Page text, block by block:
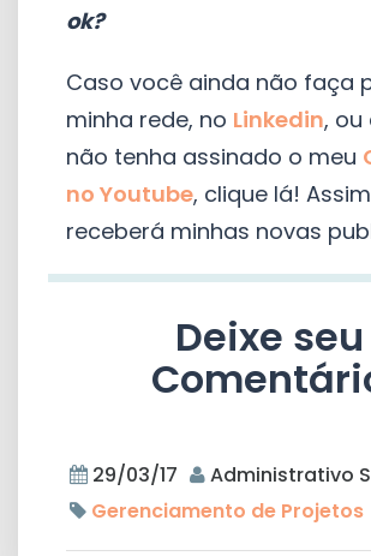
ok?
Caso você ainda não faça
minha rede, no Linkedin, ou
não tenha assinado o meu
no Youtube, clique lá!
receberá minhas novas
Deixe seu
29/03/17
Administrativo
Gerenciamento de Projetos